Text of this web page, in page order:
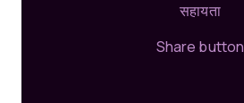
सहायता
Share button